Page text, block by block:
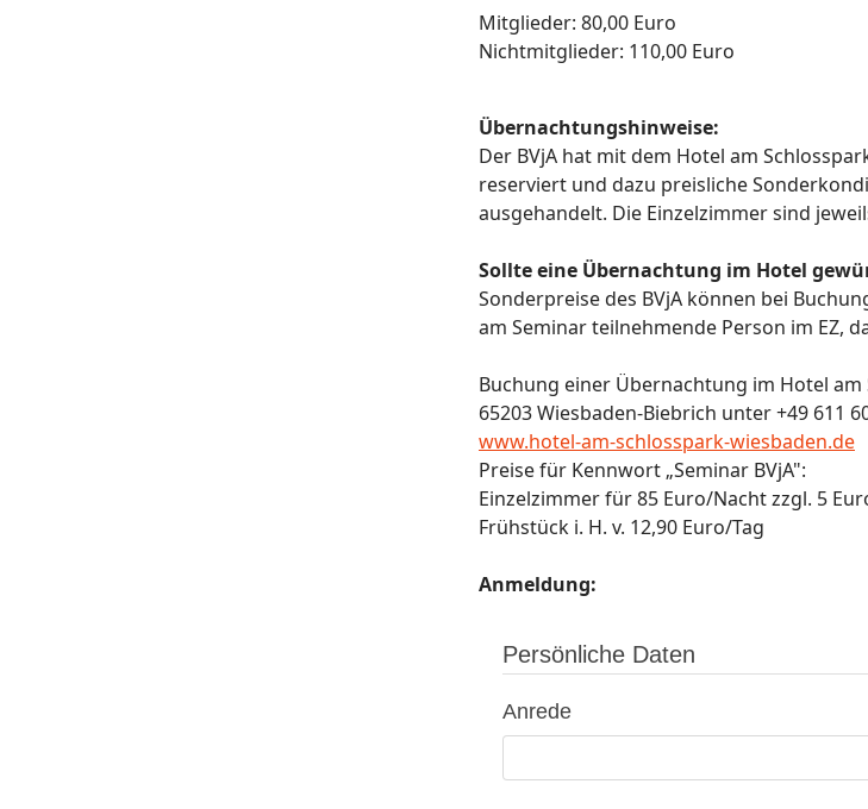
Mitglieder: 80,00 Euro
Nichtmitglieder: 110,00 Euro
Übernachtungshinweise:
Der BVjA hat mit dem Hotel am
reserviert und dazu preisliche
ausgehandelt. Die Einzelzimmer sind
Sollte eine Übernachtung im Hotel
Sonderpreise des BVjA können bei
am Seminar teilnehmende Person im EZ,
Buchung einer Übernachtung im Hotel am
65203 Wiesbaden-Biebrich unter +49 611
www.hotel-am-schlosspark-wiesbaden.de
Preise für Kennwort „Seminar BVjA":
Einzelzimmer für 85 Euro/Nacht zzgl. 5
Frühstück i. H. v. 12,90 Euro/Tag
Anmeldung:
Persönliche Daten
Anrede